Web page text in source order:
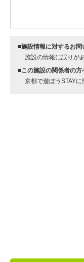
■施設情報に対するお問
施設の情報に誤りが
■この施設の関係者の方
京都で遊ぼうSTAY